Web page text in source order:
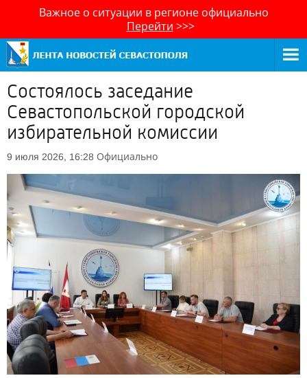
Важное о ситуации в регионе официально
Перейти >>>
Состоялось заседание
Севастопольской городской
избирательной комиссии
9 июля 2026, 16:28 Официально